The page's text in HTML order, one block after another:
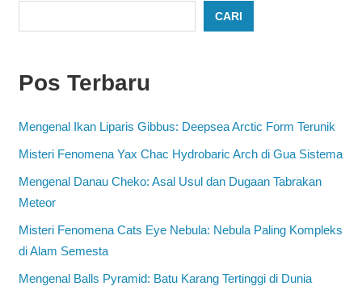
CARI
Pos Terbaru
Mengenal Ikan Liparis Gibbus: Deepsea Arctic Form Terunik
Misteri Fenomena Yax Chac Hydrobaric Arch di Gua Sistema
Mengenal Danau Cheko: Asal Usul dan Dugaan Tabrakan
Meteor
Misteri Fenomena Cats Eye Nebula: Nebula Paling Kompleks
di Alam Semesta
Mengenal Balls Pyramid: Batu Karang Tertinggi di Dunia